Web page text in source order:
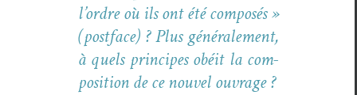
l’ordre où ils ont été com­posés »
(post­face) ? Plus générale­ment,
à quels principes obéit la com­
po­si­tion de ce nou­v­el ouvrage ?